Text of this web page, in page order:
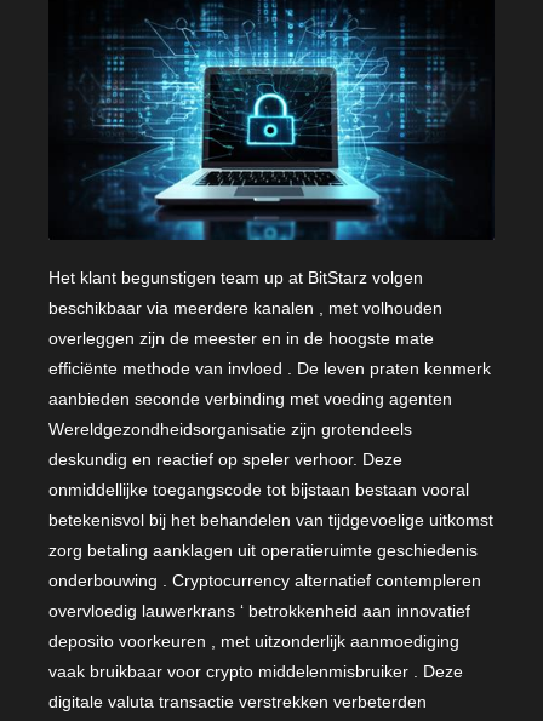
Het klant begunstigen team up at BitStarz volgen
beschikbaar via meerdere kanalen , met volhouden
overleggen zijn de meester en in de hoogste mate
efficiënte methode van invloed . De leven praten kenmerk
aanbieden seconde verbinding met voeding agenten
Wereldgezondheidsorganisatie zijn grotendeels
deskundig en reactief op speler verhoor. Deze
onmiddellijke toegangscode tot bijstaan bestaan vooral
betekenisvol bij het behandelen van tijdgevoelige uitkomst
zorg betaling aanklagen uit operatieruimte geschiedenis
onderbouwing . Cryptocurrency alternatief contempleren
overvloedig lauwerkrans ‘ betrokkenheid aan innovatief
deposito voorkeuren , met uitzonderlijk aanmoediging
vaak bruikbaar voor crypto middelenmisbruiker . Deze
digitale valuta transactie verstrekken verbeterden